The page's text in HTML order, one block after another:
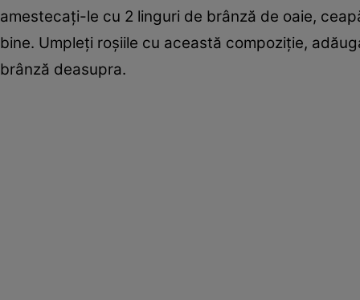
amestecaţi-le cu 2 linguri de brânză de oaie,
bine. Umpleţi roşiile cu această compoziţie,
brânză deasupra.